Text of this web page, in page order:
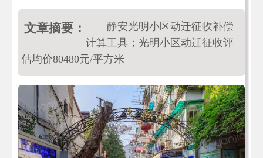
文章摘要：
静安光明小区动迁征收补偿
计算工具；光明小区动迁征收评
估均价80480元/平方米